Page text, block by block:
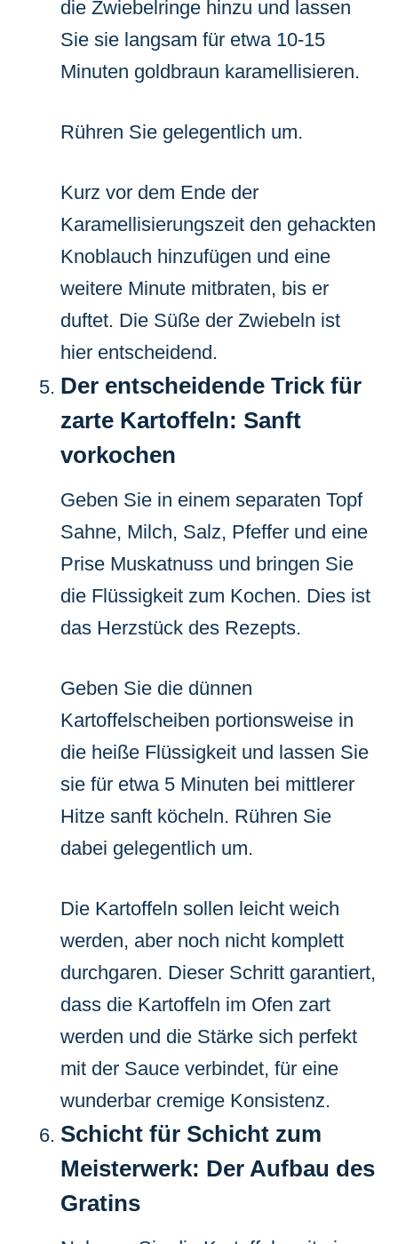
die Zwiebelringe hinzu und lassen
Sie sie langsam für etwa 10-15
Minuten goldbraun karamellisieren.
Rühren Sie gelegentlich um.
Kurz vor dem Ende der
Karamellisierungszeit den gehackten
Knoblauch hinzufügen und eine
weitere Minute mitbraten, bis er
duftet. Die Süße der Zwiebeln ist
hier entscheidend.
Der entscheidende Trick für
zarte Kartoffeln: Sanft
vorkochen
Geben Sie in einem separaten Topf
Sahne, Milch, Salz, Pfeffer und eine
Prise Muskatnuss und bringen Sie
die Flüssigkeit zum Kochen. Dies ist
das Herzstück des Rezepts.
Geben Sie die dünnen
Kartoffelscheiben portionsweise in
die heiße Flüssigkeit und lassen Sie
sie für etwa 5 Minuten bei mittlerer
Hitze sanft köcheln. Rühren Sie
dabei gelegentlich um.
Die Kartoffeln sollen leicht weich
werden, aber noch nicht komplett
durchgaren. Dieser Schritt garantiert,
dass die Kartoffeln im Ofen zart
werden und die Stärke sich perfekt
mit der Sauce verbindet, für eine
wunderbar cremige Konsistenz.
Schicht für Schicht zum
Meisterwerk: Der Aufbau des
Gratins